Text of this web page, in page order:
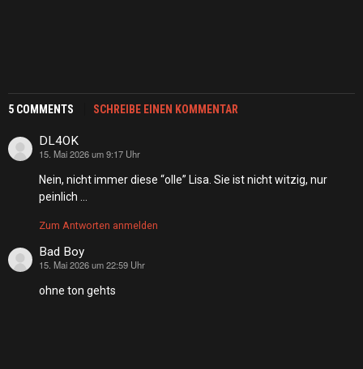
5 COMMENTS SCHREIBE EINEN KOMMENTAR
DL4OK
sagt:
15. Mai 2026 um 9:17 Uhr
Nein, nicht immer diese “olle” Lisa. Sie ist nicht witzig, nur
peinlich …
Zum Antworten anmelden
Bad Boy
sagt:
15. Mai 2026 um 22:59 Uhr
ohne ton gehts